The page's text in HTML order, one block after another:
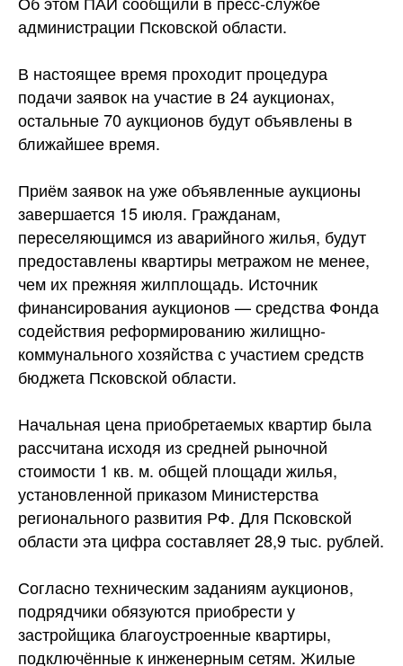
администрации Псковской области.
В настоящее время проходит процедура
подачи заявок на участие в 24 аукционах,
остальные 70 аукционов будут объявлены в
ближайшее время.
Приём заявок на уже объявленные аукционы
завершается 15 июля. Гражданам,
переселяющимся из аварийного жилья, будут
предоставлены квартиры метражом не менее,
чем их прежняя жилплощадь. Источник
финансирования аукционов — средства Фонда
содействия реформированию жилищно-
коммунального хозяйства с участием средств
бюджета Псковской области.
Начальная цена приобретаемых квартир была
рассчитана исходя из средней рыночной
стоимости 1 кв. м. общей площади жилья,
установленной приказом Министерства
регионального развития РФ. Для Псковской
области эта цифра составляет 28,9 тыс. рублей.
Согласно техническим заданиям аукционов,
подрядчики обязуются приобрести у
застройщика благоустроенные квартиры,
подключённые к инженерным сетям. Жилые